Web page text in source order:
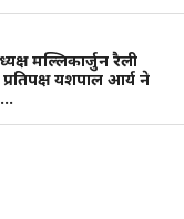
मल्लिकार्जुन रैली
यशपाल आर्य ने